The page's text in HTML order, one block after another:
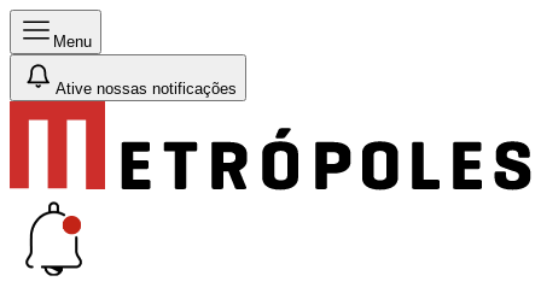
Menu
Ative nossas notificações